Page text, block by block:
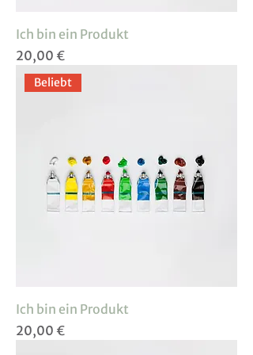
Ich bin ein Produkt
Preis
20,00 €
Beliebt
Ich bin ein Produkt
Preis
20,00 €